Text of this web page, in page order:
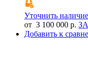
Уточнить наличие
от 3 100 000 р.
Добавить к